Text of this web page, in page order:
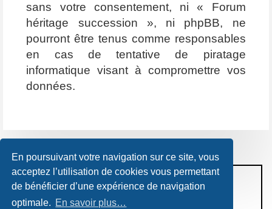
En poursuivant votre navigation sur ce site, vous
acceptez l’utilisation de cookies vous permettant
de bénéficier d’une expérience de navigation
optimale. En savoir plus…
sans votre consentement, ni « Forum
héritage succession », ni phpBB, ne
pourront être tenus comme responsables
en cas de tentative de piratage
informatique visant à compromettre vos
données.
CONDITIONS D’UTILISATION
POLITIQUE DE VIE PRIVÉE